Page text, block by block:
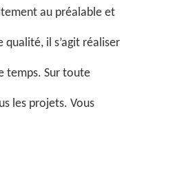
au préalable et
il s’agit réaliser
temps. Sur toute
les projets. Vous